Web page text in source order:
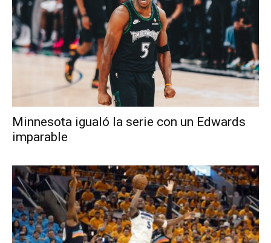
Minnesota igualó la serie con un Edwards
imparable